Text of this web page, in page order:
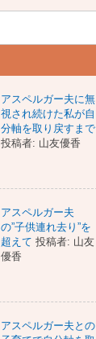
アスペルガー夫に無
視され続けた私が自
分軸を取り戻すまで
投稿者: 山友優香
アスペルガー夫
の”子供連れ去り”を
超えて 投稿者: 山友
優香
アスペルガー夫との